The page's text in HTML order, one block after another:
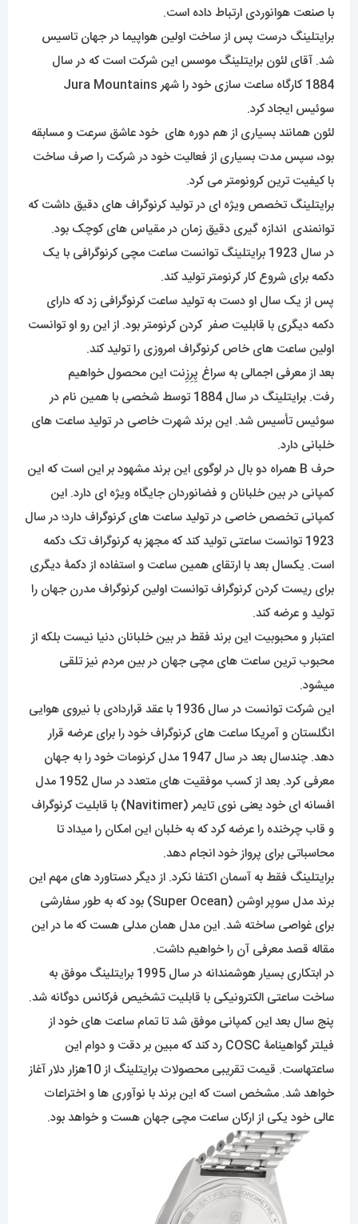
با صنعت هوانوردی ارتباط داده است.
برایتلینگ درست پس از ساخت اولین هواپیما در جهان تاسیس
شد. آقای لئون برایتلینگ موسس این شرکت است که در سال
1884 کارگاه ساعت سازی خود را شهر Jura Mountains
سوئیس ایجاد کرد.
لئون همانند بسیاری از هم دوره های خود عاشق سرعت و مسابقه
بود، سپس مدت بسیاری از فعالیت خود در شرکت را صرف ساخت
با کیفیت ترین کرونومتر می کرد.
برایتلینگ تخصص ویژه ای در تولید کرنوگراف های دقیق داشت که
توانمندی اندازه گیری دقیق زمان در مقیاس های کوچک بود.
در سال 1923 برایتلینگ توانست ساعت مچی کرنوگرافی با یک
دکمه برای شروع کار کرنومتر تولید کند.
پس از یک سال او دست به تولید ساعت کرنوگرافی زد که دارای
دکمه دیگری با قابلیت صفر کردن کرنومتر بود. از این رو او توانست
اولین ساعت های خاص کرنوگراف امروزی را تولید کند.
بعد از معرفی اجمالی به سراغ پِرِزِنت این محصول خواهیم
رفت. برا
یتلینگ در سال 1884 توسط شخصی با همین نام در
سوئیس تأسیس شد. این برند شهرت خاصی در تولید ساعت های
خلبانی دارد.
حرف B همراه دو بال در لوگوی این برند مشهود بر این است که این
کمپانی در بین خلبانان و فضانوردان جایگاه ویژه ای دارد. این
کمپانی تخصص خاصی در تولید ساعت های کرنوگراف دارد؛ در سال
1923 توانست ساعتی تولید کند که مجهز به کرنوگراف تک دکمه
است. یکسال بعد با ارتقای همین ساعت و استفاده از دکمۀ دیگری
برای ریست کردن کرنوگراف توانست اولین کرنوگراف مدرن جهان را
تولید و عرضه کند.
اعتبار و محبوبیت این برند فقط در بین خلبانان دنیا نیست بلکه از
محبوب ترین ساعت های مچی جهان در بین مردم نیز تلقی
میشود.
این شرکت توانست در سال 1936 با عقد قراردادی با نیروی هوایی
انگلستان و آمریکا ساعت های کرنوگراف خود را برای عرضه قرار
دهد. چندسال بعد در سال 1947 مدل کرنومات خود را به جهان
معرفی کرد. بعد از کسب موفقیت های متعدد در سال 1952 مدل
افسانه ای خود یعنی نوی تایمر (Navitimer) با قابلیت کرنوگراف
و قاب چرخنده را عرضه کرد که به خلبان این امکان را میداد تا
محاسباتی برای پرواز خود انجام دهد.
برایتلینگ فقط به آسمان اکتفا نکرد. از دیگر دستاورد های مهم این
برند مدل سوپر اوشن (Super Ocean) بود که به طور سفارشی
برای غواصی ساخته شد. این مدل همان مدلی هست که ما در این
مقاله قصد معرفی آن را خواهیم داشت.
در ابتکاری بسیار هوشمندانه در سال 1995 برایتلینگ موفق به
ساخت ساعتی الکترونیکی با قابلیت تشخیص فرکانس دوگانه شد.
پنج سال بعد این کمپانی موفق شد تا تمام ساعت های خود از
فیلتر گواهینامۀ COSC رد کند که مبین بر دقت و دوام این
ساعتهاست. قیمت تقریبی محصولات برایتلینگ از 10هزار دلار آغاز
خواهد شد. مشخص است که این برند با نوآوری ها و اختراعات
عالی خود یکی از ارکان ساعت مچی جهان هست و خواهد بود.